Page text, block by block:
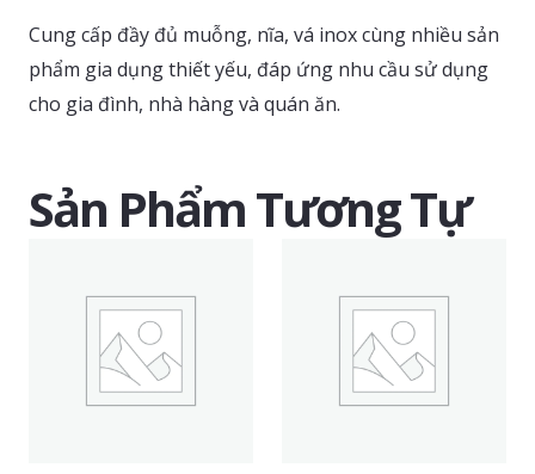
Cung cấp đầy đủ muỗng, nĩa, vá inox cùng nhiều sản
phẩm gia dụng thiết yếu, đáp ứng nhu cầu sử dụng
cho gia đình, nhà hàng và quán ăn.
Sản Phẩm Tương Tự